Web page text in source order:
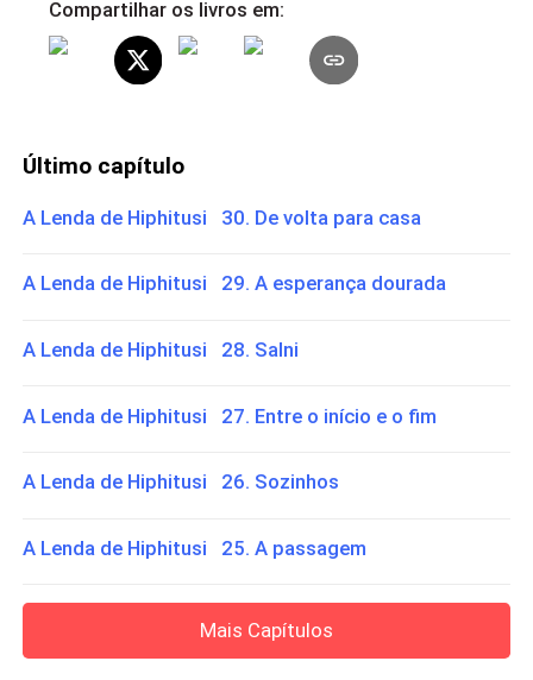
Compartilhar os livros em:
Último capítulo
A Lenda de Hiphitusi 30. De volta para casa
A Lenda de Hiphitusi 29. A esperança dourada
A Lenda de Hiphitusi 28. Salni
A Lenda de Hiphitusi 27. Entre o início e o fim
A Lenda de Hiphitusi 26. Sozinhos
A Lenda de Hiphitusi 25. A passagem
Mais Capítulos